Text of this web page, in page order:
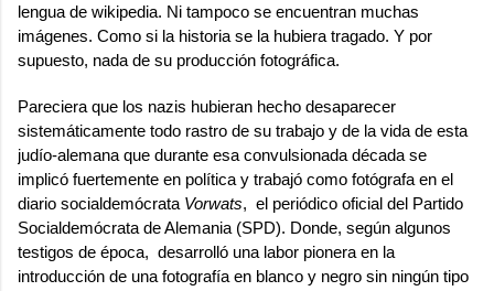
lengua de wikipedia. Ni tampoco se encuentran muchas
imágenes. Como si la historia se la hubiera tragado. Y por
supuesto, nada de su producción fotográfica.
Pareciera que los nazis hubieran hecho desaparecer
sistemáticamente todo rastro de su trabajo y de la vida de esta
judío-alemana que durante esa convulsionada década se
implicó fuertemente en política y trabajó como fotógrafa en el
diario socialdemócrata Vorwats, el periódico oficial del Partido
Socialdemócrata de Alemania (SPD). Donde, según algunos
testigos de época, desarrolló una labor pionera en la
introducción de una fotografía en blanco y negro sin ningún tipo